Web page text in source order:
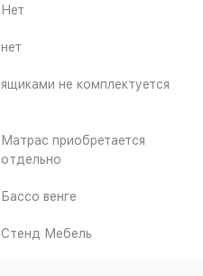
Нет
нет
ящиками не комплектуется
Матрас приобретается
отдельно
Бассо венге
Стенд Мебель